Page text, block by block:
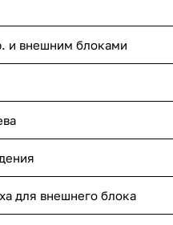
и внешним блоками
для внешнего блока